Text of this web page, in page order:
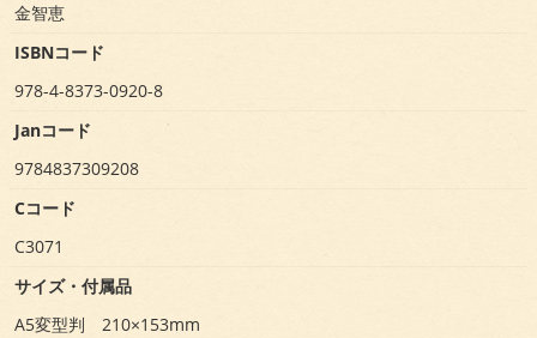
金智恵
ISBNコード
978-4-8373-0920-8
Janコード
9784837309208
Cコード
C3071
サイズ・付属品
A5変型判 210×153mm